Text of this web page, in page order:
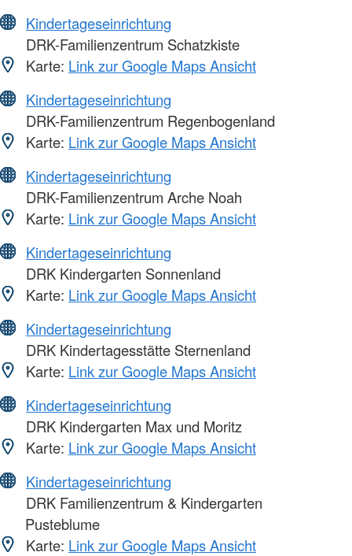
Kindertageseinrichtung
DRK-Familienzentrum Schatzkiste
Karte: Link zur Google Maps Ansicht
Kindertageseinrichtung
DRK-Familienzentrum Regenbogenland
Karte: Link zur Google Maps Ansicht
Kindertageseinrichtung
DRK-Familienzentrum Arche Noah
Karte: Link zur Google Maps Ansicht
Kindertageseinrichtung
DRK Kindergarten Sonnenland
Karte: Link zur Google Maps Ansicht
Kindertageseinrichtung
DRK Kindertagesstätte Sternenland
Karte: Link zur Google Maps Ansicht
Kindertageseinrichtung
DRK Kindergarten Max und Moritz
Karte: Link zur Google Maps Ansicht
Kindertageseinrichtung
DRK Familienzentrum & Kindergarten
Pusteblume
Karte: Link zur Google Maps Ansicht